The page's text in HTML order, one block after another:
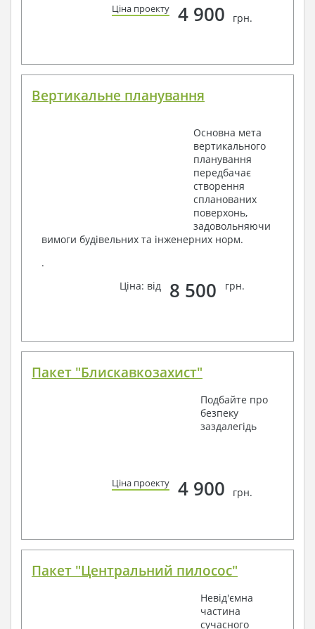
Ціна проекту 4 900 грн.
Вертикальне планування
Основна мета
вертикального
планування
передбачає
створення
спланованих
поверхонь,
задовольняючи
вимоги будівельних та інженерних норм.
.
Ціна: від
8 500 грн.
Пакет "Блискавкозахист"
Подбайте про
безпеку
заздалегідь
Ціна проекту 4 900 грн.
Пакет "Центральний пилосос"
Невід'ємна
частина
сучасного